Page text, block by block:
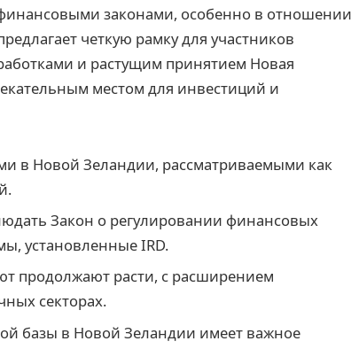
законами, особенно в отношении
четкую рамку для участников
и растущим принятием Новая
местом для инвестиций и
в Новой Зеландии, рассматриваемыми как
Закон о регулировании финансовых
установленные IRD.
продолжают расти, с расширением
секторах.
базы в Новой Зеландии имеет важное